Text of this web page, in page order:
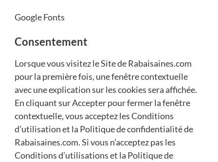
Google Fonts
Consentement
Lorsque vous visitez le Site de Rabaisaines.com
pour la première fois, une fenêtre contextuelle
avec une explication sur les cookies sera affichée.
En cliquant sur Accepter pour fermer la fenêtre
contextuelle, vous acceptez les Conditions
d’utilisation et la Politique de confidentialité de
Rabaisaines.com. Si vous n’acceptez pas les
Conditions d’utilisations et la Politique de